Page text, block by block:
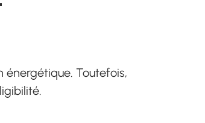
Toutefois,